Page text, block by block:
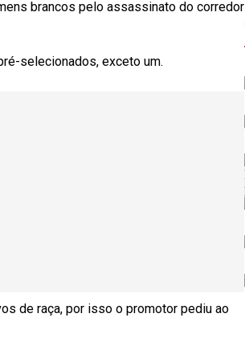
brancos pelo assassinato do corredor
selecionados, exceto um.
de raça, por isso o promotor pediu ao